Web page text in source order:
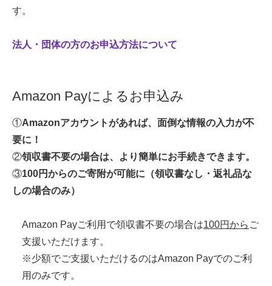
す。
法人・団体の方のお申込方法について
Amazon Payによるお申込み
①Amazonアカウントがあれば、面倒な情報の入力が不
要に！
②領収書不要の場合は、より簡単にお手続きできます。
③100円からのご寄附が可能に（領収書なし・返礼品な
しの場合のみ）
Amazon Payご利用で領収書不要の場合は100円から ご
支援いただけます。
※少額でご支援いただけるのはAmazon Payでのご利
用のみです。